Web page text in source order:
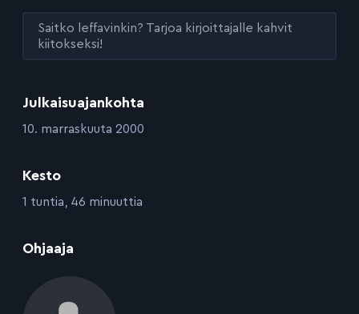
Julkaisuajankohta
:10. marraskuuta 2000
Kesto
:1 tuntia, 46 minuuttia
Ohjaaja
Saitko leffavinkin? Tarjoa kirjoittajalle kahvit
kiitokseksi!